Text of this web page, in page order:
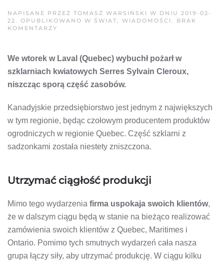
NAPISANE PRZEZ TOMASZ WARSIŃSKI W DNIU 2019-02-
22. OPUBLIKOWANO W ŚWIAT, WIADOMOŚCI . BRAK
KOMENTARZY
SZKLARNIE
W
QUEBEC
We wtorek w Laval (Quebec) wybuchł pożarł w
szklarniach kwiatowych Serres Sylvain Cleroux,
niszcząc sporą część zasobów.
Kanadyjskie przedsiębiorstwo jest jednym z największych
w tym regionie, będąc czołowym producentem produktów
ogrodniczych w regionie Quebec. Część szklarni z
sadzonkami została niestety zniszczona.
Utrzymać ciągłość produkcji
Mimo tego wydarzenia firma uspokaja swoich klientów,
że w dalszym ciągu będą w stanie na bieżąco realizować
zamówienia swoich klientów z Quebec, Maritimes i
Ontario. Pomimo tych smutnych wydarzeń cała nasza
grupa łączy siły, aby utrzymać produkcję. W ciągu kilku